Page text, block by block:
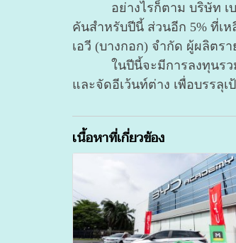
อย่างไรก็ตาม บริษัท
คันสำหรับปีนี้ ส่วนอีก 5% ที่เ
เอวี (บางกอก) จำกัด ผู้ผลิตร
ในปีนี้จะมีการลงทุนร
และจัดอีเว้นท์ต่าง เพื่อบรรลุ
เนื้อหาที่เกี่ยวข้อง